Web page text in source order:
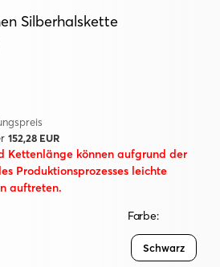
Silberhalskette
152,28 EUR
Kettenlänge können aufgrund der
Produktionsprozesses leichte
auftreten.
Farbe:
Schwarz